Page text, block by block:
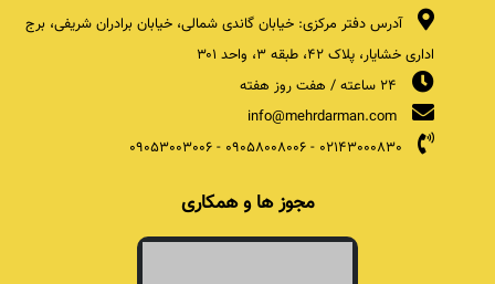
آدرس دفتر مرکزی: خیابان گاندی شمالی، خیابان برادران شریفی، برج
اداری خشایار، پلاک ۴۲، طبقه ۳، واحد ۳۰۱
info@mehrdarman.com
02143000830
-
09058008006
-
09053003006
مجوز ها و همکاری